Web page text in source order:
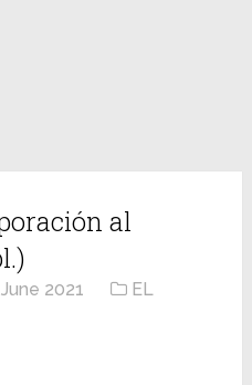
al
2021
EL